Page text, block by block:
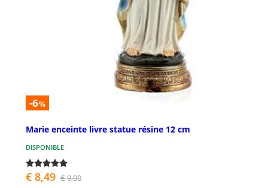
-6%
Marie enceinte livre statue résine 12 cm
DISPONIBLE
€ 8,49 € 9,00